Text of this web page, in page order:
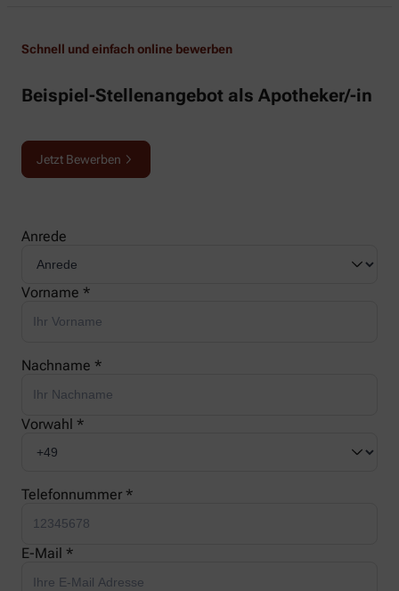
Schnell und einfach online bewerben
Beispiel-Stellenangebot als Apotheker/-in
Jetzt Bewerben
Anrede
Vorname *
Nachname *
Vorwahl *
Telefonnummer *
E-Mail *